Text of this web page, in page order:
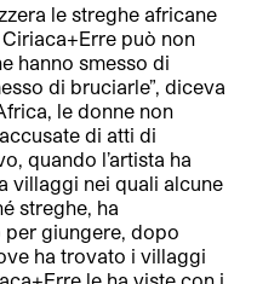
le streghe africane
può non
hanno smesso di
di bruciarle”, diceva
le donne non
di atti di
quando l’artista ha
villaggi nei quali alcune
streghe, ha
per giungere, dopo
ha trovato i villaggi